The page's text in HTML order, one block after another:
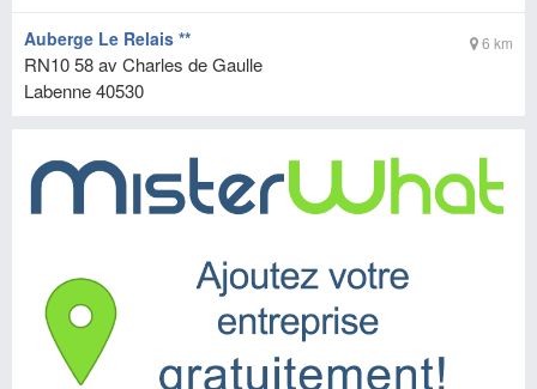
6 km
Auberge Le Relais **
RN10 58 av Charles de Gaulle
Labenne40530